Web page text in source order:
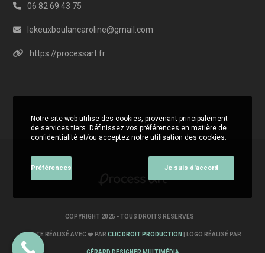
06 82 69 43 75
lekeuxboulancaroline@gmail.com
https://processart.fr
COPYRIGHT 2025 - TOUS DROITS RÉSERVÉS
SITE RÉALISÉ AVEC ❤️ PAR CLIC DROIT PRODUCTION | LOGO RÉALISÉ PAR
Notre site web utilise des cookies, provenant principalement
de services tiers. Définissez vos préférences en matière de
confidentialité et/ou acceptez notre utilisation des cookies.
Préférences Je suis d'accord